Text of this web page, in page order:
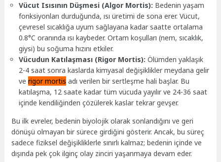
Vücut Isısının Düşmesi (Algor Mortis): Bedenin yaşam
fonksiyonları durduğunda, ısı üretimi de sona erer. Vücut,
çevresel sıcaklığa uyum sağlayana kadar saatte ortalama
0.8°C oranında ısı kaybeder. Ortam koşulları (nem, sıcaklık,
giysi) bu soğuma hızını etkiler.
Vücudun Katılaşması (Rigor Mortis): Ölümden yaklaşık
2-4 saat sonra kaslarda kimyasal değişiklikler meydana gelir
verigor mortis adı verilen bir sertleşme hali başlar. Bu
katılaşma, 12 saate kadar tüm vücuda yayılır ve 24-36 saat
içinde kendiliğinden çözülerek kaslar tekrar gevşer.
Bu ilk evreler, bedenin biyolojik olarak sonlandığını ve geri
dönüşü olmayan bir sürece girdiğini gösterir. Ancak, bu süreç
sadece fiziksel değişikliklerle sınırlı kalmaz; bedenin içinde ve
dışında pek çok ilginç olay zinciri yaşanmaya devam eder.